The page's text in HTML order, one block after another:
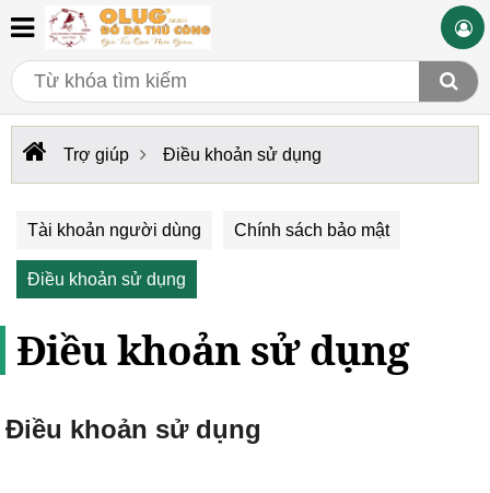
Trợ giúp Điều khoản sử dụng
Tài khoản người dùng Chính sách bảo mật
Điều khoản sử dụng
Điều khoản sử dụng
Điều khoản sử dụng